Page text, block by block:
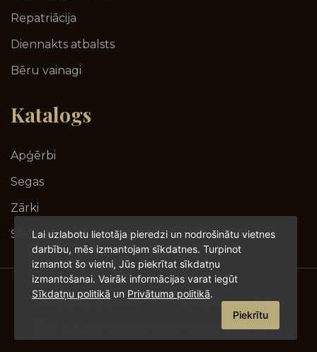
Repatriācija
Diennakts atbalsts
Bēru vainagi
Katalogs
Apģērbi
Segas
Zārki
Sarkofāgi
Privātuma politika Sīkdatņu politika
© Klusums VS 2026. Visas tiesības ir aizsargātas.
Lai uzlabotu lietotāja pieredzi un nodrošinātu vietnes
darbību, mēs izmantojam sīkdatnes. Turpinot
izmantot šo vietni, Jūs piekrītat sīkdatņu
izmantošanai. Vairāk informācijas varat iegūt
Sīkdatņu politikā un Privātuma politikā.
Piekrītu